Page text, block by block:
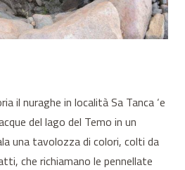
il nuraghe in località Sa Tanca ‘e
del lago del Temo in un
una tavolozza di colori, colti da
che richiamano le pennellate